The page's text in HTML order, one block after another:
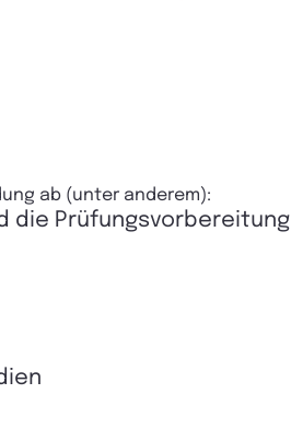
ab (unter anderem):
die Prüfungsvorbereitung